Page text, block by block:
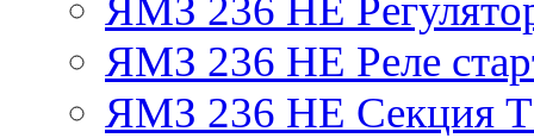
ЯМЗ 236 НЕ
ЯМЗ 236 НЕ Реле
ЯМЗ 236 НЕ Секция